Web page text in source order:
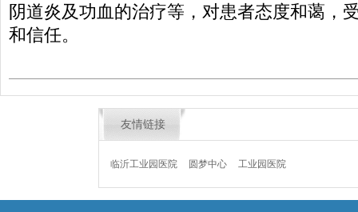
阴道炎及功血的治疗等，对患者态度和蔼，
和信任。
友情链接
临沂工业园医院 圆梦中心 工业园医院